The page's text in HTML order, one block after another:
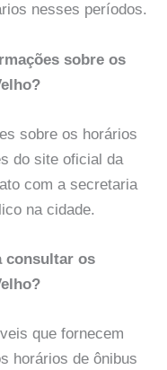
nesses períodos.
sobre os
sobre os horários
do site oficial da
com a secretaria
na cidade.
consultar os
que fornecem
horários de ônibus